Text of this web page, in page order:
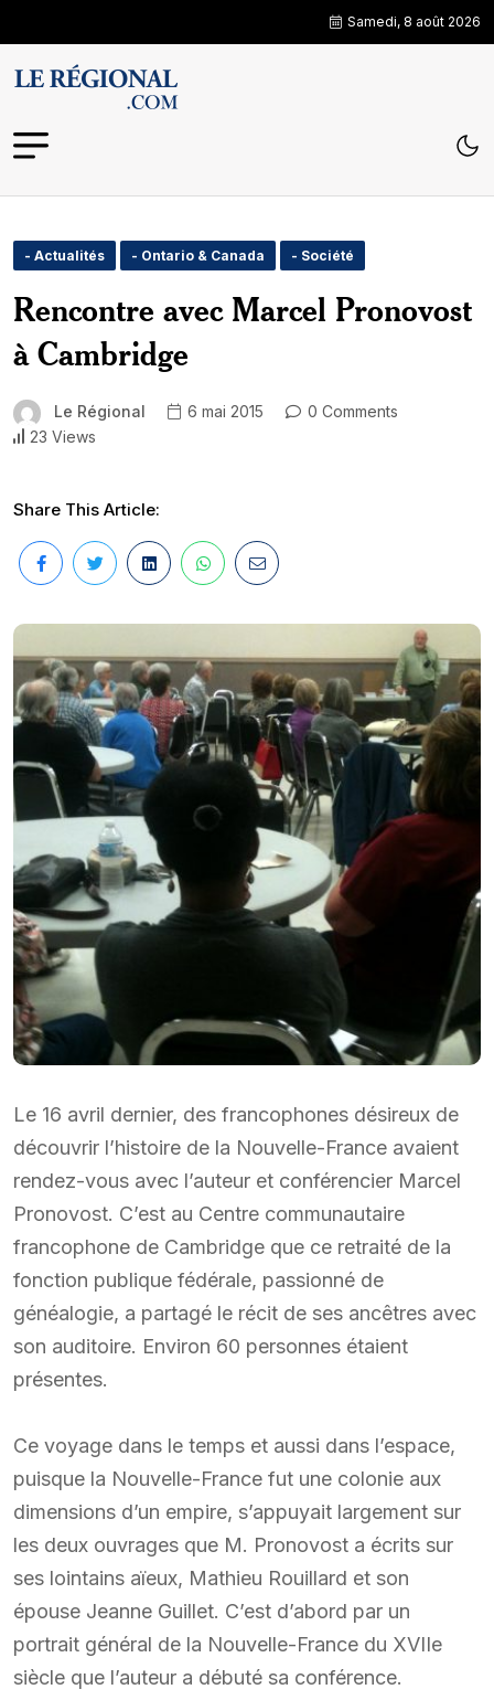
Samedi, 8 août 2026
- Actualités - Ontario & Canada - Société
Rencontre avec Marcel Pronovost
à Cambridge
Le Régional 6 mai 2015
0 Comments
23 Views
Share This Article:
Le 16 avril dernier, des francophones désireux de
découvrir l’histoire de la Nouvelle-France avaient
rendez-vous avec l’auteur et conférencier Marcel
Pronovost. C’est au Centre communautaire
francophone de Cambridge que ce retraité de la
fonction publique fédérale, passionné de
généalogie, a partagé le récit de ses ancêtres avec
son auditoire. Environ 60 personnes étaient
présentes.
Ce voyage dans le temps et aussi dans l’espace,
puisque la Nouvelle-France fut une colonie aux
dimensions d’un empire, s’appuyait largement sur
les deux ouvrages que M. Pronovost a écrits sur
ses lointains aïeux, Mathieu Rouillard et son
épouse Jeanne Guillet. C’est d’abord par un
portrait général de la Nouvelle-France du XVIIe
siècle que l’auteur a débuté sa conférence.